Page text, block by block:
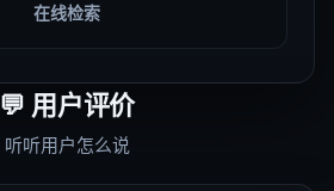
在线检索
💬 用户评价
听听用户怎么说